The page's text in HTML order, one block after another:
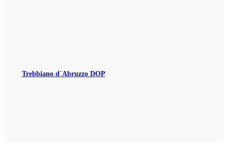
Trebbiano d´Abruzzo DOP